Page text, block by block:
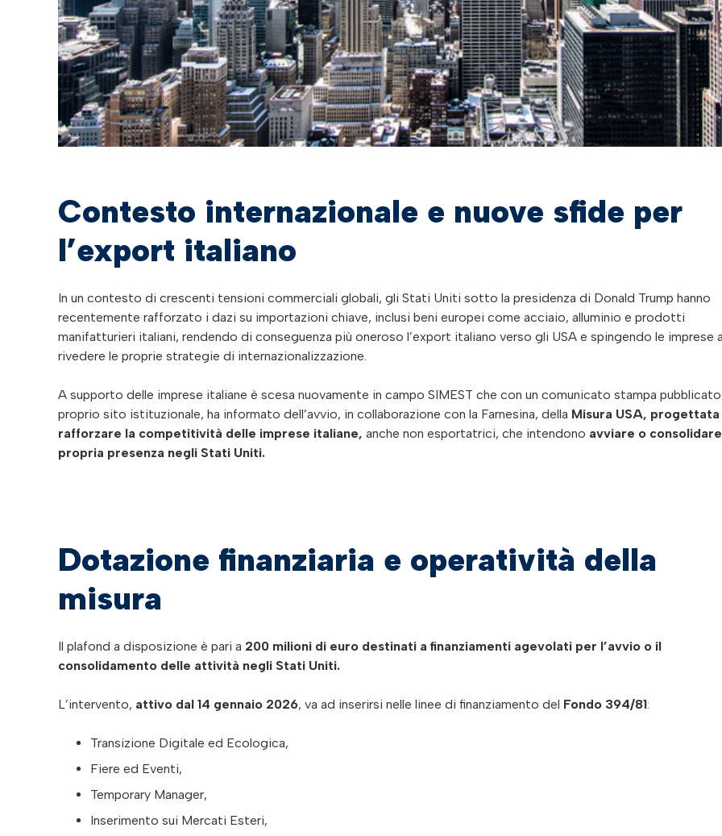
Contesto internazionale e nuove sfide per
l’export italiano
In un contesto di crescenti tensioni commerciali globali, gli Stati Uniti sotto la presidenza di Donald Trump hanno
recentemente rafforzato i dazi su importazioni chiave, inclusi beni europei come acciaio, alluminio e prodotti
manifatturieri italiani, rendendo di conseguenza più oneroso l’export italiano verso gli USA e spingendo le imprese
rivedere le proprie strategie di internazionalizzazione.
A supporto delle imprese italiane è scesa nuovamente in campo SIMEST che con un comunicato stampa
proprio sito istituzionale, ha informato dell’avvio, in collaborazione con la Farnesina, della Misura USA, progettata
rafforzare la competitività delle imprese italiane, anche non esportatrici, che intendono avviare o
propria presenza negli Stati Uniti.
Dotazione finanziaria e operatività della
misura
Il plafond a disposizione è pari a 200 milioni di euro destinati a finanziamenti agevolati per l’avvio o il
consolidamento delle attività negli Stati Uniti.
L’intervento, attivo dal 14 gennaio 2026, va ad inserirsi nelle linee di finanziamento del Fondo 394/81:
Transizione Digitale ed Ecologica,
Fiere ed Eventi,
Temporary Manager,
Inserimento sui Mercati Esteri,